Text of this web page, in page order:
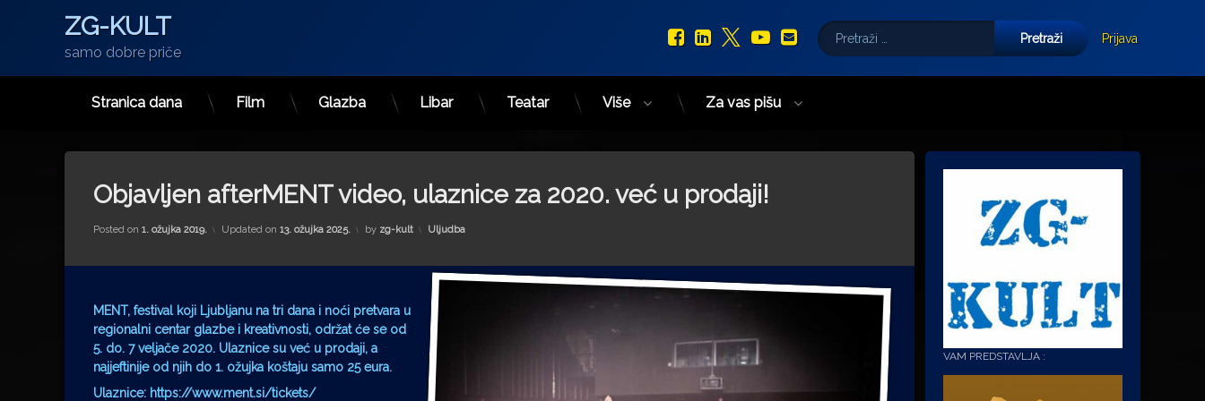
ZG-KULT
samo dobre priče
Facebook
LinkedIn
X.com
YouTube
E-mail
Pretraži:
Prijava
Stranica dana Film Glazba Libar Teatar Više Za vas pišu
Objavljen afterMENT video, ulaznice za 2020. već u prodaji!
Posted on 1. ožujka 2019. Updated on 13. ožujka 2025. by zg-kult Kategorije:
Uljudba
MENT, festival koji Ljubljanu na tri dana i noći pretvara u
regionalni centar glazbe i kreativnosti, održat će se od
5. do. 7 veljače 2020. Ulaznice su već u prodaji, a
najjeftinije od njih do 1. ožujka koštaju samo 25 eura.
Ulaznice: https://www.ment.si/tickets/
VAM PREDSTAVLJA :